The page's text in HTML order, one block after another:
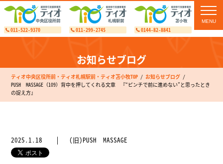
011-522-9370 011-299-2745 0144-82-8841
お知らせブログ
ティオ中央区役所前・ティオ札幌駅前・ティオ苫小牧TOP
お知らせブログ
PUSH MASSAGE（109）背中を押してくれる文章 『“ピンチで前に進めない”と思ったとき
の捉え方』
2025.1.18 (旧)PUSH MASSAGE